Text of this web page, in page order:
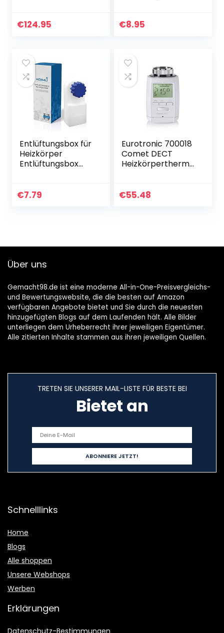
nsor, digitales
mit/ohne App,
Alexa, Google
Assistant,
Temperaturmessu
ng, Energie sparen,
143159A0
€124.95
und beschlagene
€8.95
Entlüftungsbox für
Heizkörper
Entlüftungsbox
Heizkörper-
€7.79
Eurotronic 700018
Comet DECT
Heizkörperthermo
mit AVM FRITZ Box
Smarthome-
€55.48
Über uns
Gemacht98.de ist eine moderne All-in-One-Preisvergleichs-
und Bewertungswebsite, die die besten auf Amazon
verfügbaren Angebote bietet und Sie durch die neuesten
hinzugefügten Blogs auf dem Laufenden hält. Alle Bilder
unterliegen dem Urheberrecht ihrer jeweiligen Eigentümer.
Alle zitierten Inhalte stammen aus ihren jeweiligen Quellen.
TRETEN SIE UNSERER MAIL-LISTE FÜR BESTE BEI
Bietet an
Schnelllinks
Home
Blogs
Alle shoppen
Unsere Webshops
Werben
Erklärungen